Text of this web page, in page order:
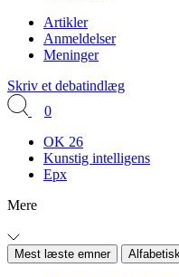
Artikler
Anmeldelser
Meninger
Skriv et debatindlæg
0
OK 26
Kunstig intelligens
Epx
Mere
Mest læste emner